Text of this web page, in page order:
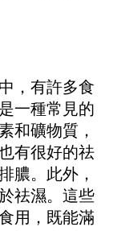
，有許多食
一種常見的
和礦物質，
有很好的祛
膿。此外，
祛濕。這些
用，既能滿